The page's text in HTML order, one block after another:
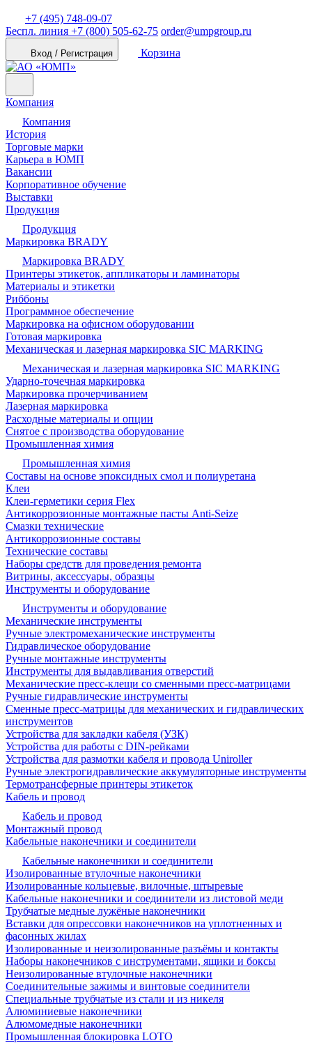
+7 (495) 748-09-07
Беспл. линия +7 (800) 505-62-75 order@umpgroup.ru
Вход / Регистрация Корзина
Компания
Компания
История
Торговые марки
Карьера в ЮМП
Вакансии
Корпоративное обучение
Выставки
Продукция
Продукция
Маркировка BRADY
Маркировка BRADY
Принтеры этикеток, аппликаторы и ламинаторы
Материалы и этикетки
Риббоны
Программное обеспечение
Маркировка на офисном оборудовании
Готовая маркировка
Механическая и лазерная маркировка SIC MARKING
Механическая и лазерная маркировка SIC MARKING
Ударно-точечная маркировка
Маркировка прочерчиванием
Лазерная маркировка
Расходные материалы и опции
Снятое с производства оборудование
Промышленная химия
Промышленная химия
Составы на основе эпоксидных смол и полиуретана
Клеи
Клеи-герметики серия Flex
Антикоррозионные монтажные пасты Anti-Seize
Смазки технические
Антикоррозионные составы
Технические составы
Наборы средств для проведения ремонта
Витрины, аксессуары, образцы
Инструменты и оборудование
Инструменты и оборудование
Механические инструменты
Ручные электромеханические инструменты
Гидравлическое оборудование
Ручные монтажные инструменты
Инструменты для выдавливания отверстий
Механические пресс-клещи со сменными пресс-матрицами
Ручные гидравлические инструменты
Сменные пресс-матрицы для механических и гидравлических
инструментов
Устройства для закладки кабеля (УЗК)
Устройства для работы с DIN-рейками
Устройства для размотки кабеля и провода Uniroller
Ручные электрогидравлические аккумуляторные инструменты
Термотрансферные принтеры этикеток
Кабель и провод
Кабель и провод
Монтажный провод
Кабельные наконечники и соединители
Кабельные наконечники и соединители
Изолированные втулочные наконечники
Изолированные кольцевые, вилочные, штыревые
Кабельные наконечники и соединители из листовой меди
Трубчатые медные лужёные наконечники
Вставки для опрессовки наконечников на уплотненных и
фасонных жилах
Изолированные и неизолированные разъёмы и контакты
Наборы наконечников с инструментами, ящики и боксы
Неизолированные втулочные наконечники
Соединительные зажимы и винтовые соединители
Специальные трубчатые из стали и из никеля
Алюминиевые наконечники
Алюмомедные наконечники
Промышленная блокировка LOTO